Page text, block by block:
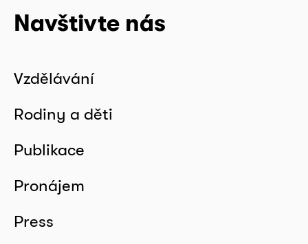
Navštivte nás
Vzdělávání
Rodiny a děti
Publikace
Pronájem
Press